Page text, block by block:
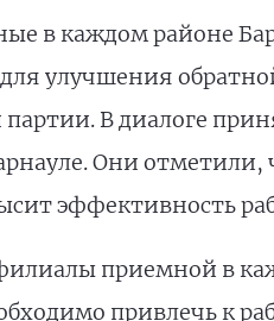
в каждом районе
улучшения
В диалоге
Они
эффективность
приемной в
привлечь к